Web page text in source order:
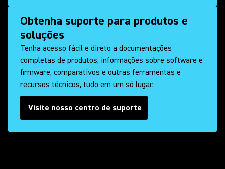
Obtenha suporte para produtos e
soluções
Tenha acesso fácil e direto a documentações
completas de produtos, informações sobre software e
firmware, comparativos e outras ferramentas e
recursos técnicos, tudo em um só lugar.
Visite nosso centro de suporte